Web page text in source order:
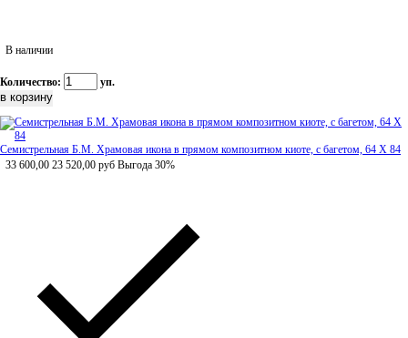
В наличии
Количество: уп.
Семистрельная Б.М. Храмовая икона в прямом композитном киоте, с багетом, 64 Х 84
33 600,00 23 520,00 руб Выгода 30%